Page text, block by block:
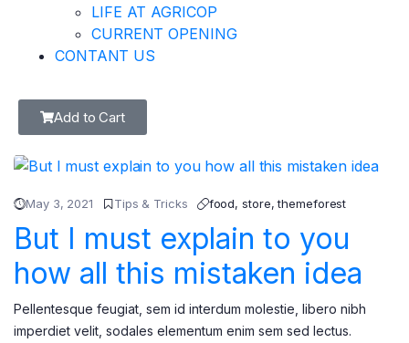
LIFE AT AGRICOP
CURRENT OPENING
CONTANT US
Add to Cart
May 3, 2021 Tips & Tricks food,store,themeforest
But I must explain to you
how all this mistaken idea
Pellentesque feugiat, sem id interdum molestie, libero nibh
imperdiet velit, sodales elementum enim sem sed lectus.